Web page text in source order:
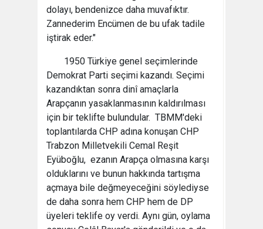
dolayı, bendenizce daha muvafıktır.
Zannederim Encümen de bu ufak tadile
iştirak eder."
1950 Türkiye genel seçimlerinde
Demokrat Parti seçimi kazandı. Seçimi
kazandıktan sonra dinî amaçlarla
Arapçanın yasaklanmasının kaldırılması
için bir teklifte bulundular. TBMM'deki
toplantılarda CHP adına konuşan CHP
Trabzon Milletvekili Cemal Reşit
Eyüboğlu, ezanın Arapça olmasına karşı
olduklarını ve bunun hakkında tartışma
açmaya bile değmeyeceğini söylediyse
de daha sonra hem CHP hem de DP
üyeleri teklife oy verdi. Aynı gün, oylama